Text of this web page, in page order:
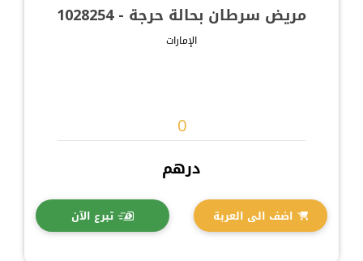
مريض سرطان بحالة حرجة - 1028254
الإمارات
درهم
اضف الى العربة تبرع الآن